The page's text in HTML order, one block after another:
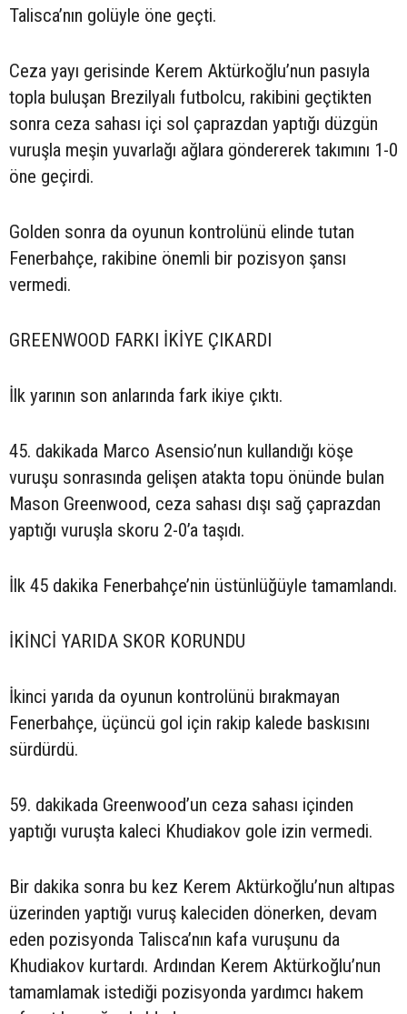
Talisca’nın golüyle öne geçti.
Ceza yayı gerisinde Kerem Aktürkoğlu’nun pasıyla
topla buluşan Brezilyalı futbolcu, rakibini geçtikten
sonra ceza sahası içi sol çaprazdan yaptığı düzgün
vuruşla meşin yuvarlağı ağlara göndererek takımını 1-0
öne geçirdi.
Golden sonra da oyunun kontrolünü elinde tutan
Fenerbahçe, rakibine önemli bir pozisyon şansı
vermedi.
GREENWOOD FARKI İKİYE ÇIKARDI
İlk yarının son anlarında fark ikiye çıktı.
45. dakikada Marco Asensio’nun kullandığı köşe
vuruşu sonrasında gelişen atakta topu önünde bulan
Mason Greenwood, ceza sahası dışı sağ çaprazdan
yaptığı vuruşla skoru 2-0’a taşıdı.
İlk 45 dakika Fenerbahçe’nin üstünlüğüyle tamamlandı.
İKİNCİ YARIDA SKOR KORUNDU
İkinci yarıda da oyunun kontrolünü bırakmayan
Fenerbahçe, üçüncü gol için rakip kalede baskısını
sürdürdü.
59. dakikada Greenwood’un ceza sahası içinden
yaptığı vuruşta kaleci Khudiakov gole izin vermedi.
Bir dakika sonra bu kez Kerem Aktürkoğlu’nun altıpas
üzerinden yaptığı vuruş kaleciden dönerken, devam
eden pozisyonda Talisca’nın kafa vuruşunu da
Khudiakov kurtardı. Ardından Kerem Aktürkoğlu’nun
tamamlamak istediği pozisyonda yardımcı hakem